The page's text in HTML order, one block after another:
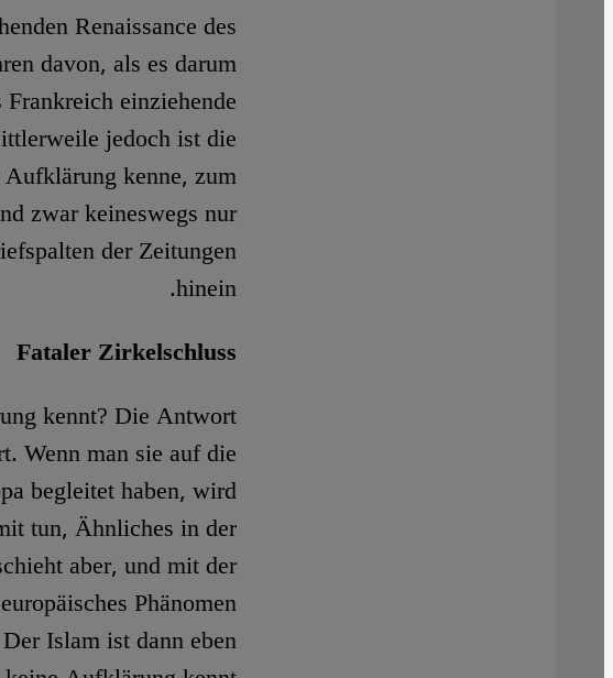
Renaissance des
davon, als es darum
einziehende
jedoch ist die
kenne, zum
zwar keineswegs nur
der Zeitungen
hinein.
Fataler Zirkelschluss
kennt? Die Antwort
Wenn man sie auf die
begleitet haben, wird
tun, Ähnliches in der
aber, und mit der
Phänomen
Islam ist dann eben